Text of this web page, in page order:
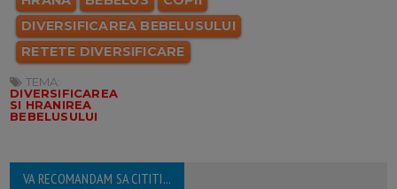
DIVERSIFICAREA BEBELUSULUI
RETETE DIVERSIFICARE
TEMA:
DIVERSIFICAREA
SI HRANIREA
BEBELUSULUI
VA RECOMANDAM SA CITITI...